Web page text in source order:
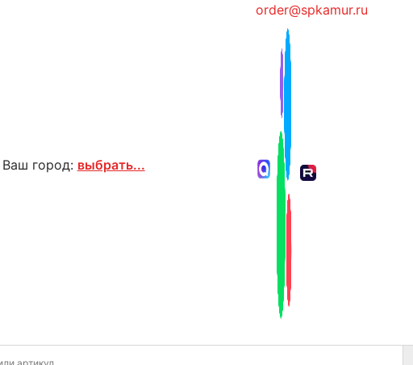
Ваш город: выбрать...
order@spkamur.ru